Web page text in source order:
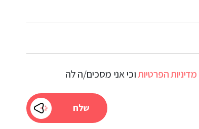
מדיניות הפרטיותוכי אני מסכים/ה לה